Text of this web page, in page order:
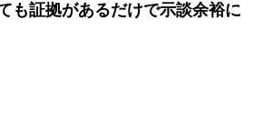
も証拠があるだけで示談余裕に